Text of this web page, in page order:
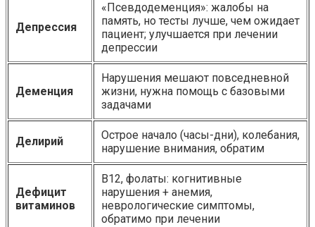
Депрессия
«Псевдодеменция»: жалобы на
память, но тесты лучше, чем ожидает
пациент; улучшается при лечении
депрессии
Деменция
Нарушения мешают повседневной
жизни, нужна помощь с базовыми
задачами
Делирий
Острое начало (часы-дни), колебания,
нарушение внимания, обратим
Дефицит
витаминов
B12, фолаты: когнитивные
нарушения + анемия,
неврологические симптомы,
обратимо при лечении